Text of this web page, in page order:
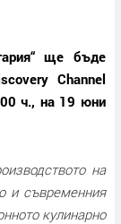
ще бъде
Channel
ч., на 19 юни
на
и съвременния
кулинарно